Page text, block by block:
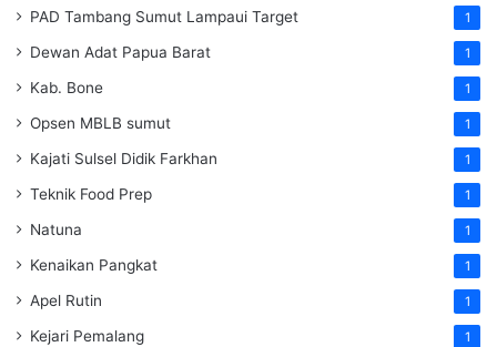
PAD Tambang Sumut Lampaui Target 1
Dewan Adat Papua Barat 1
Kab. Bone 1
Opsen MBLB sumut 1
Kajati Sulsel Didik Farkhan 1
Teknik Food Prep 1
Natuna 1
Kenaikan Pangkat 1
Apel Rutin 1
Kejari Pemalang 1